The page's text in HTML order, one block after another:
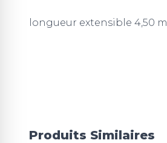
longueur extensible 4,50 m
Produits Similaires